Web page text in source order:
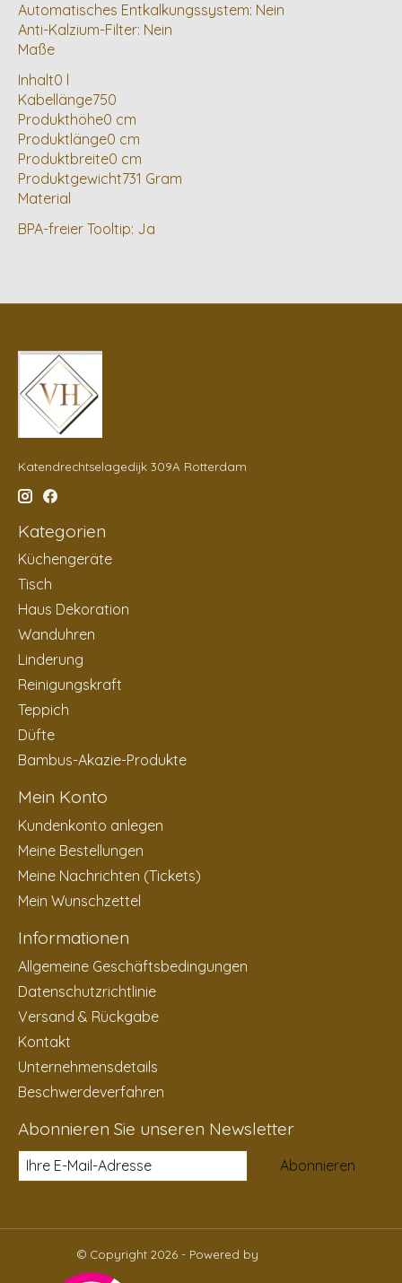
Automatisches Entkalkungssystem: Nein
Anti-Kalzium-Filter: Nein
Maße
Inhalt0 l
Kabellänge750
Produkthöhe0 cm
Produktlänge0 cm
Produktbreite0 cm
Produktgewicht731 Gram
Material
BPA-freier Tooltip: Ja
Katendrechtselagedijk 309A Rotterdam
Kategorien
Küchengeräte
Tisch
Haus Dekoration
Wanduhren
Linderung
Reinigungskraft
Teppich
Düfte
Bambus-Akazie-Produkte
Mein Konto
Kundenkonto anlegen
Meine Bestellungen
Meine Nachrichten (Tickets)
Mein Wunschzettel
Informationen
Allgemeine Geschäftsbedingungen
Datenschutzrichtlinie
Versand & Rückgabe
Kontakt
Unternehmensdetails
Beschwerdeverfahren
Abonnieren Sie unseren Newsletter
Abonnieren
© Copyright 2026 - Powered by